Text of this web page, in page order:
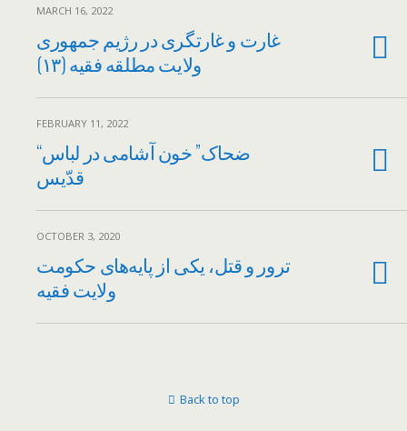
MARCH 16, 2022
غارت و غارتگری در رژیم جمهوری
ولایت مطلقه فقیه (۱۳)
FEBRUARY 11, 2022
“ضحاک” خون آشامی در لباس
قدّیس
OCTOBER 3, 2020
ترور و قتل، یکی از پایه‌های حکومت
ولایت فقیه
Back to top